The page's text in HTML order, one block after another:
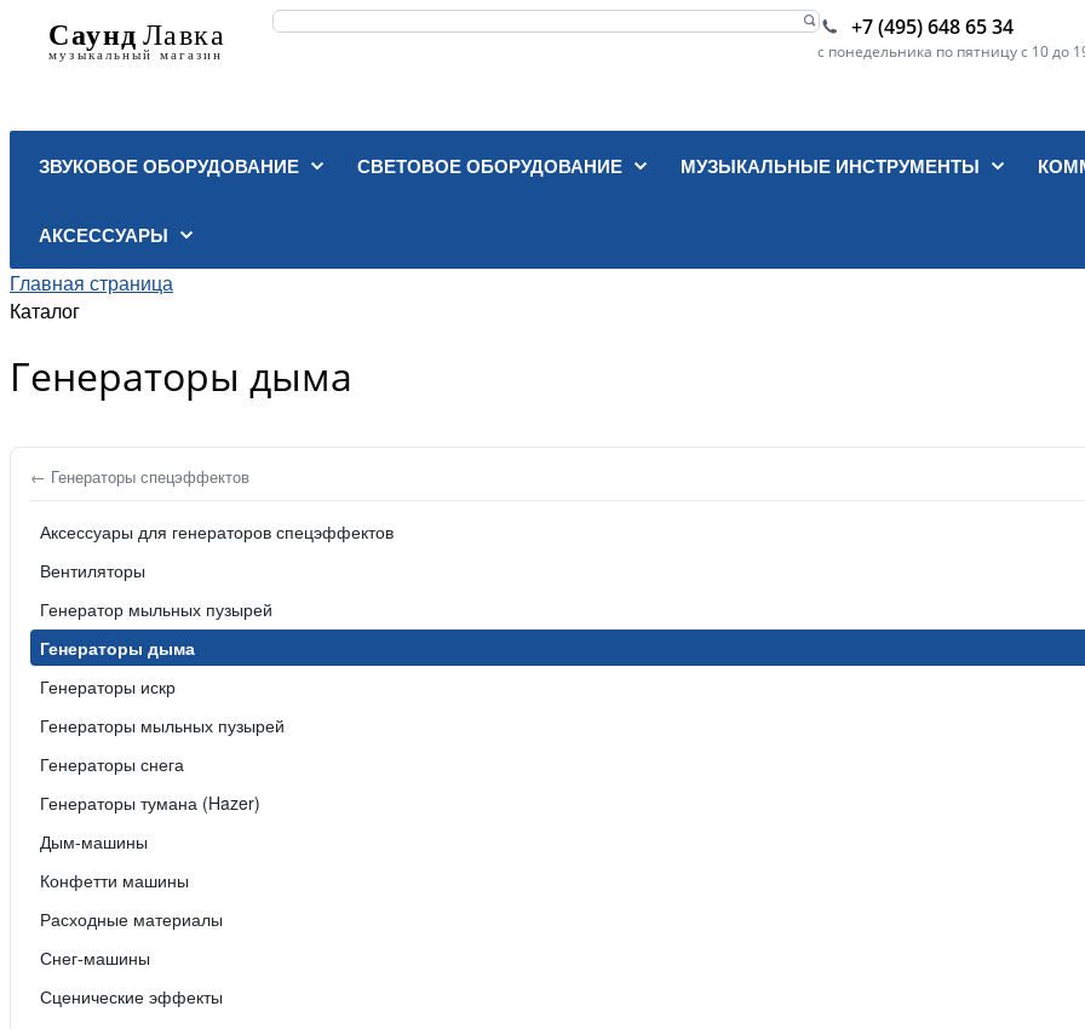
+7 (495) 648 65 34
с понедельника по пятницу с 10 до
ЗВУКОВОЕ ОБОРУДОВАНИЕ СВЕТОВОЕ ОБОРУДОВАНИЕ МУЗЫКАЛЬНЫЕ ИНСТРУМЕНТЫ
АКСЕССУАРЫ
Главная страница
Каталог
Генераторы дыма
← Генераторы спецэффектов
Аксессуары для генераторов спецэффектов
Вентиляторы
Генератор мыльных пузырей
Генераторы дыма
Генераторы искр
Генераторы мыльных пузырей
Генераторы снега
Генераторы тумана (Hazer)
Дым-машины
Конфетти машины
Расходные материалы
Снег-машины
Сценические эффекты